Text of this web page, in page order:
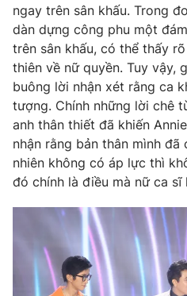
VTV4
VTV9
Liên hệ tòa soạn
THỜI BÁO VTV
Theo dõi báo trên
ngay trên sân khấu. Trong
dàn dựng công phu một
trên sân khấu, có thể thấy
thiên về nữ quyền. Tuy vậy,
buông lời nhận xét rằng ca
tượng. Chính những lời chê
anh thân thiết đã khiến
nhận rằng bản thân mình
nhiên không có áp lực thì
đó chính là điều mà nữ ca sĩ